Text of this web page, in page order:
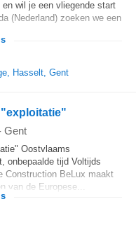
wil je een vliegende start
(Nederland) zoeken we een
Hasselt, Gent
"exploitatie"
Gent
Oostvlaams
onbepaalde tijd Voltijds
Construction BeLux maakt
van de Europese...